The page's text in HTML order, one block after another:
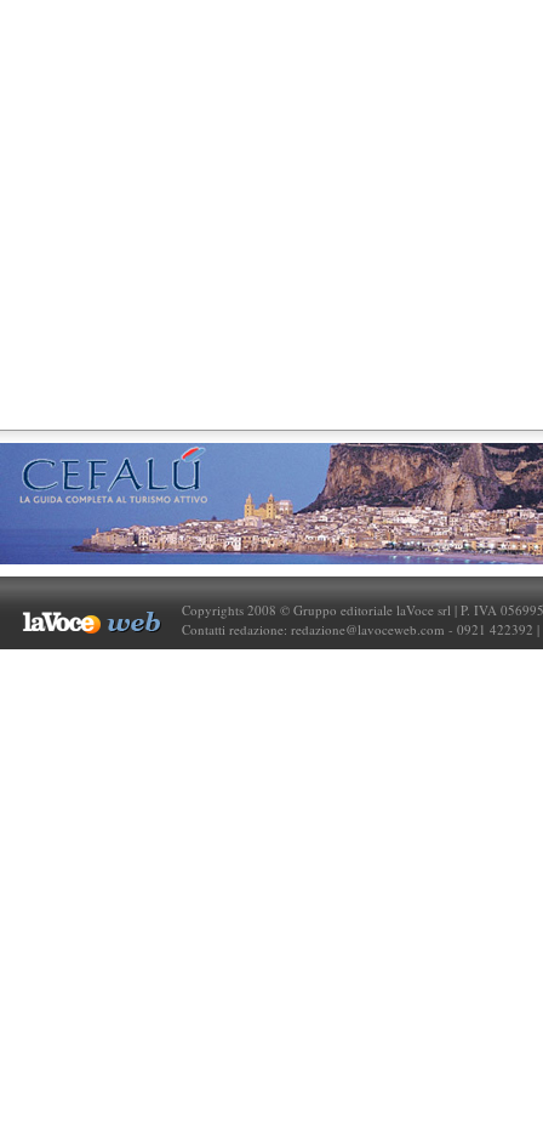
Copyrights 2008 © Gruppo editoriale laVoce srl | P. IVA
Contatti redazione: redazione@lavoceweb.com - 0921 422392 |